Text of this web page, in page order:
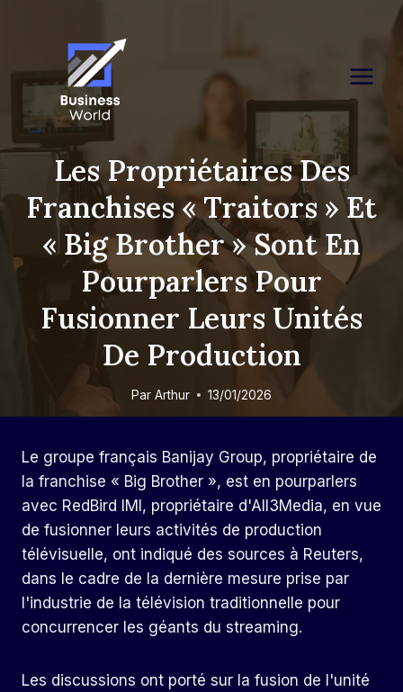
Les Propriétaires Des
Franchises « Traitors » Et
« Big Brother » Sont En
Pourparlers Pour
Fusionner Leurs Unités
De Production
Par Arthur 13/01/2026
Le groupe français Banijay Group, propriétaire de
la franchise « Big Brother », est en pourparlers
avec RedBird IMI, propriétaire d'All3Media, en vue
de fusionner leurs activités de production
télévisuelle, ont indiqué des sources à Reuters,
dans le cadre de la dernière mesure prise par
l'industrie de la télévision traditionnelle pour
concurrencer les géants du streaming.
Les discussions ont porté sur la fusion de l'unité